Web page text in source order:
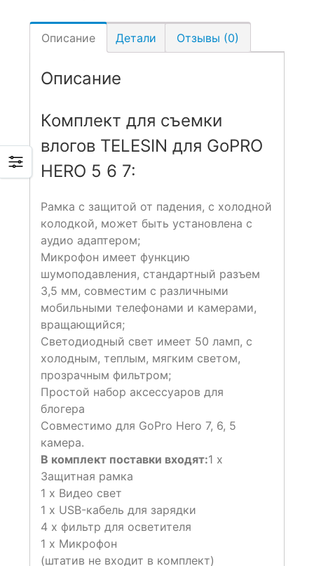
Описание Детали Отзывы (0)
Описание
Комплект для съемки
влогов TELESIN для GoPRO
HERO 5 6 7:
Рамка с защитой от падения, с холодной
колодкой, может быть установлена с
аудио адаптером;
Микрофон имеет функцию
шумоподавления, стандартный разъем
3,5 мм, совместим с различными
мобильными телефонами и камерами,
вращающийся;
Светодиодный свет имеет 50 ламп, с
холодным, теплым, мягким светом,
прозрачным фильтром;
Простой набор аксессуаров для
блогера
Совместимо для GoPro Hero 7, 6, 5
камера.
В комплект поставки входят:1 х
Защитная рамка
1 х Видео свет
1 х USB-кабель для зарядки
4 х фильтр для осветителя
1 х Микрофон
(штатив не входит в комплект)